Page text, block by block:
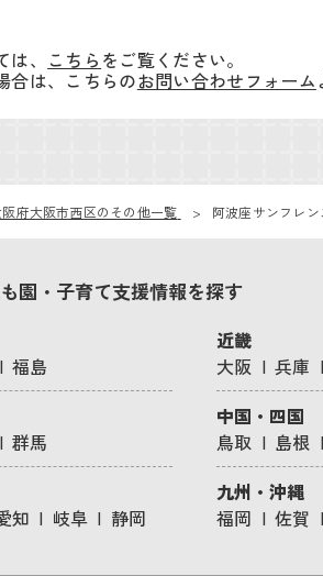
、 こちら をご覧ください。
合は、こちらのお問い合わせフォーム
府大阪市西区のその他一覧 阿波座サンフレ
園・子育て支援情報を探す
福島
群馬
知 岐阜 静岡
近畿
大阪
兵庫
中国・四国
鳥取
島根
九州・沖縄
福岡
佐賀